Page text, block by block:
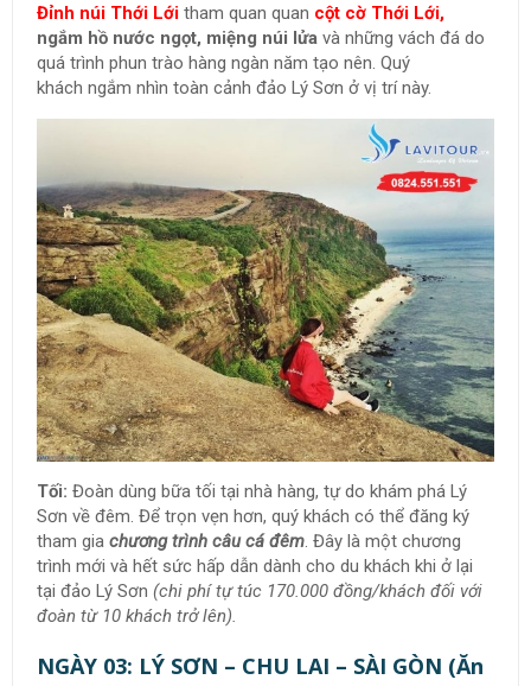
Đỉnh núi Thới Lới tham quan quan cột cờ Thới Lới,
ngắm hồ nước ngọt, miệng núi lửa và những vách đá do
quá trình phun trào hàng ngàn năm tạo nên. Quý
khách ngắm nhìn toàn cảnh đảo Lý Sơn ở vị trí này.
Tối: Đoàn dùng bữa tối tại nhà hàng, tự do khám phá Lý
Sơn về đêm. Để trọn vẹn hơn, quý khách có thể đăng ký
tham gia chương trình câu cá đêm. Đây là một chương
trình mới và hết sức hấp dẫn dành cho du khách khi ở lại
tại đảo Lý Sơn (chi phí tự túc 170.000 đồng/khách đối với
đoàn từ 10 khách trở lên).
NGÀY 03: LÝ SƠN – CHU LAI – SÀI GÒN (Ăn